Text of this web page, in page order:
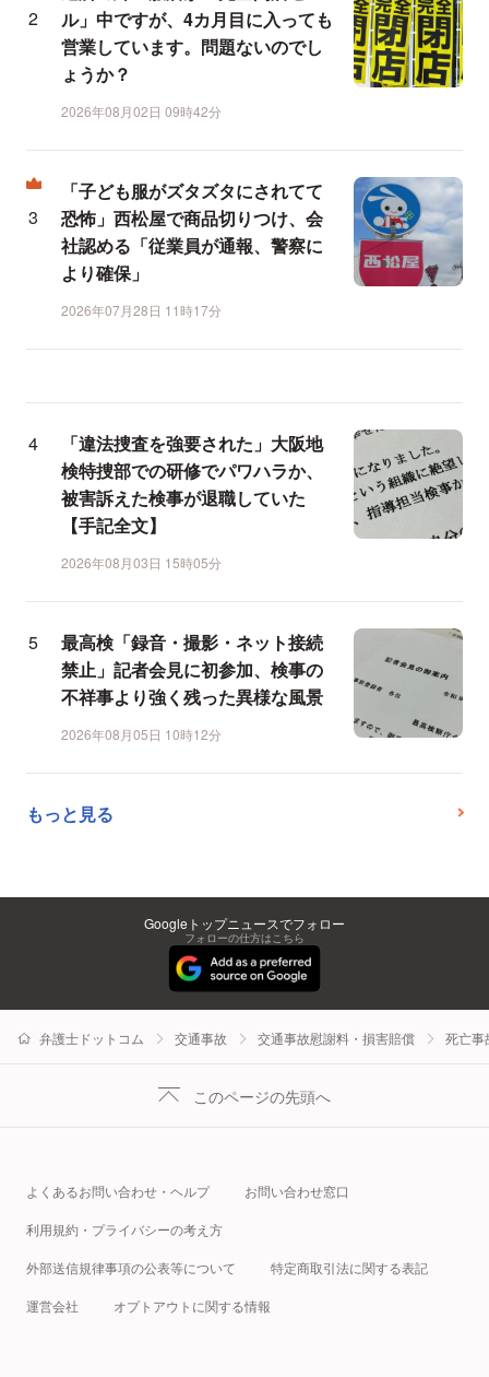
ル」中ですが、4カ月目に入っても
営業しています。問題ないのでし
ょうか？
2026年08月02日 09時42分
「子ども服がズタズタにされてて
恐怖」西松屋で商品切りつけ、会
社認める「従業員が通報、警察に
より確保」
2026年07月28日 11時17分
「違法捜査を強要された」大阪地
検特捜部での研修でパワハラか、
被害訴えた検事が退職していた
【手記全文】
2026年08月03日 15時05分
最高検「録音・撮影・ネット接続
禁止」記者会見に初参加、検事の
不祥事より強く残った異様な風景
2026年08月05日 10時12分
もっと見る
Googleトップニュースでフォロー
フォローの仕方はこちら
弁護士ドットコム 交通事故 交通事故慰謝料・損害賠償 死亡事
このページの先頭へ
よくあるお問い合わせ・ヘルプ お問い合わせ窓口
利用規約・プライバシーの考え方
外部送信規律事項の公表等について 特定商取引法に関する表記
運営会社 オプトアウトに関する情報